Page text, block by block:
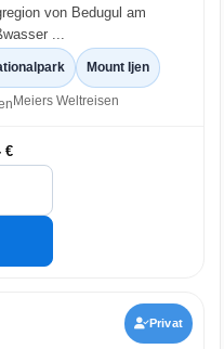
von Bedugul am
...
Mount Ijen
Meiers Weltreisen
€
Privat